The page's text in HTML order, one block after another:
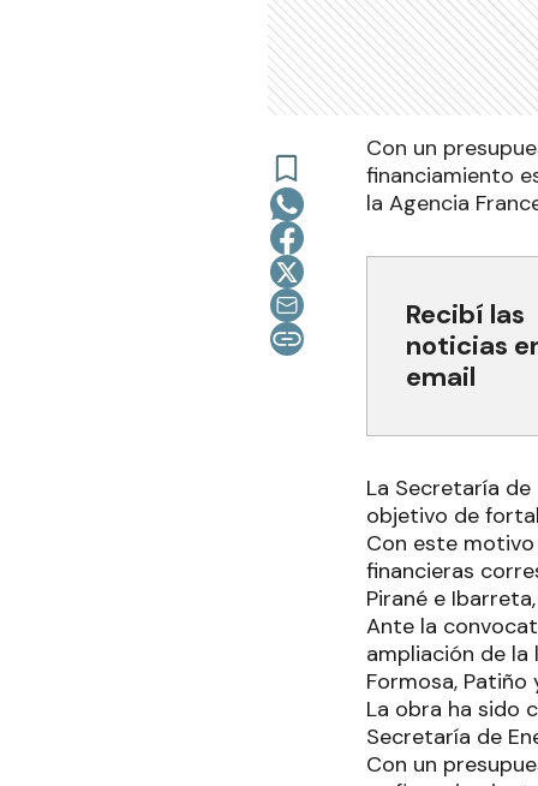
Con un
financiamiento
la Agencia
Recibí las
noticias
email
La Secretaría
objetivo de
Con este
financieras
Pirané e
Ante la
ampliación de la
Formosa, Patiño
La obra ha sido
Secretaría de
Con un